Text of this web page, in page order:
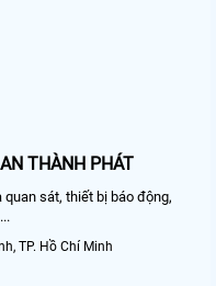
THÀNH PHÁT
sát, thiết bị báo động,
TP. Hồ Chí Minh